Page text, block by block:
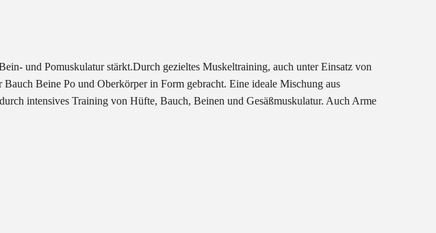
und Pomuskulatur stärkt.Durch gezieltes Muskeltraining, auch unter Einsatz von
Beine Po und Oberkörper in Form gebracht. Eine ideale Mischung aus
intensives Training von Hüfte, Bauch, Beinen und Gesäßmuskulatur. Auch Arme